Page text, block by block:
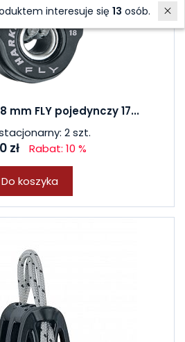
mm FLY pojedynczy 17...
2 szt.
zł Rabat: 10 %
Do koszyka
interesuje się 13 osób.